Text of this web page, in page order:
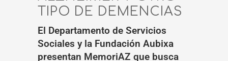
TIPO DE DEMENCIAS
El Departamento de Servicios
Sociales y la Fundación Aubixa
presentan MemoriAZ que busca